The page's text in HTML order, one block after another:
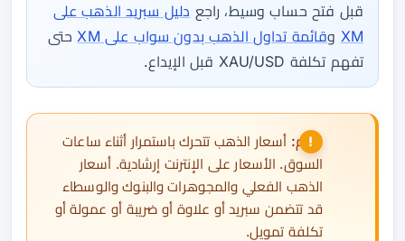
قبل فتح حساب وسيط، راجع دليل سبريد الذهب على
XM وقائمة تداول الذهب بدون سواب على XM
حتى
تفهم تكلفة XAU/USD قبل الإيداع.
مهم: أسعار الذهب تتحرك باستمرار أثناء ساعات
السوق. الأسعار على الإنترنت إرشادية. أسعار
الذهب الفعلي والمجوهرات والبنوك والوسطاء
قد تتضمن سبريد أو علاوة أو ضريبة أو عمولة أو
تكلفة تمويل.